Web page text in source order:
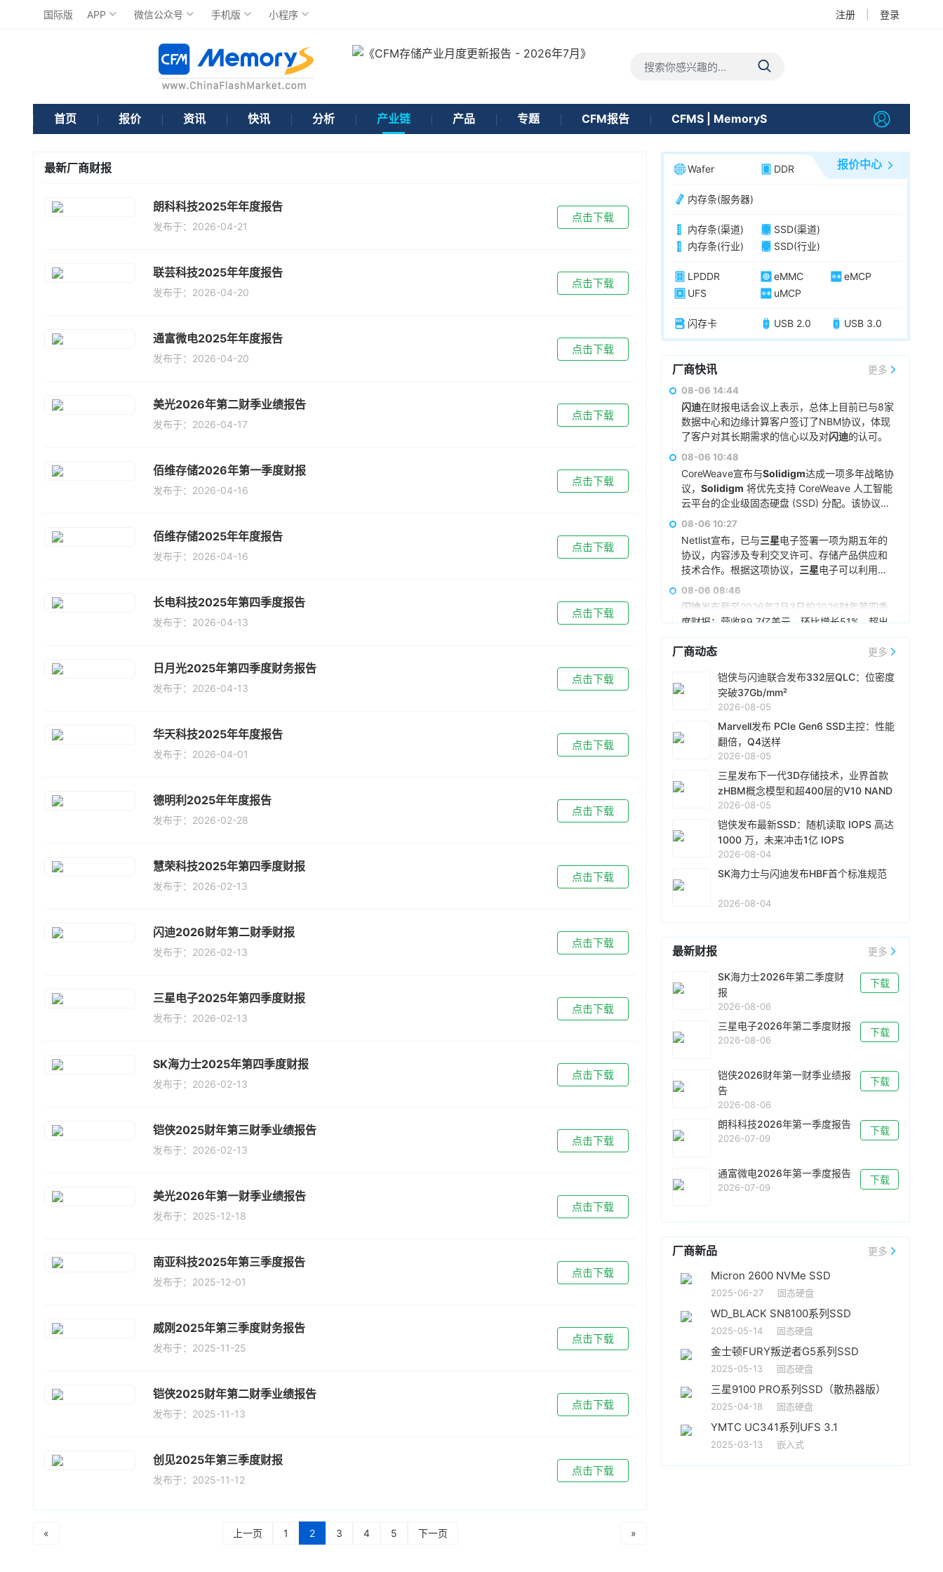
国际版 APP 微信公众号 手机版 小程序 注册 登录
首页 报价 资讯 快讯 分析 产业链 产品 专题 CFM报告 CFMS | MemoryS
最新厂商财报
朗科科技2025年年度报告
发布于：2026-04-21
点击下载
联芸科技2025年年度报告
发布于：2026-04-20
点击下载
通富微电2025年年度报告
发布于：2026-04-20
点击下载
美光2026年第二财季业绩报告
发布于：2026-04-17
点击下载
佰维存储2026年第一季度财报
发布于：2026-04-16
点击下载
佰维存储2025年年度报告
发布于：2026-04-16
点击下载
长电科技2025年第四季度报告
发布于：2026-04-13
点击下载
日月光2025年第四季度财务报告
发布于：2026-04-13
点击下载
华天科技2025年年度报告
发布于：2026-04-01
点击下载
德明利2025年年度报告
发布于：2026-02-28
点击下载
慧荣科技2025年第四季度财报
发布于：2026-02-13
点击下载
闪迪2026财年第二财季财报
发布于：2026-02-13
点击下载
三星电子2025年第四季度财报
发布于：2026-02-13
点击下载
SK海力士2025年第四季度财报
发布于：2026-02-13
点击下载
铠侠2025财年第三财季业绩报告
发布于：2026-02-13
点击下载
美光2026年第一财季业绩报告
发布于：2025-12-18
点击下载
南亚科技2025年第三季度报告
发布于：2025-12-01
点击下载
威刚2025年第三季度财务报告
发布于：2025-11-25
点击下载
铠侠2025财年第二财季业绩报告
发布于：2025-11-13
点击下载
创见2025年第三季度财报
发布于：2025-11-12
点击下载
« 上一页 1 2 3 4 5 下一页 »
报价中心
Wafer DDR
内存条(服务器)
内存条(渠道)
SSD(渠道)
内存条(行业)
SSD(行业)
LPDDR eMMC
eMCP
UFS
uMCP
闪存卡 USB 2.0 USB 3.0
厂商快讯 更多
08-06 14:44
闪迪在财报电话会议上表示，总体上目前已与8家
数据中心和边缘计算客户签订了NBM协议，体现
了客户对其长期需求的信心以及对闪迪的认可。
预计到2027财年（2026年7月-2027年6月），
上，到2028财年（2027年7月-2028年6月）占
比将达到约三分之二。
具体来看，NBM协议的期限各不相同，最长可达
五年，加权平均期限超过四年。协议定价同时包
含固定和浮动价格部分，其中浮动部分设有价格
下限和上限。按价格下限计算，所有已签协议的
最低预期收入合计为939亿美元，实际收入将高
08-06 10:48
CoreWeave宣布与Solidigm达成一项多年战略协
议， Solidigm 将优先支持 CoreWeave 人工智能
云平台的企业级固态硬盘 (SSD) 分配。该协议扩
展了 CoreWeave 的人工智能集成方案，有助于
求的增长而扩展。
08-06 10:27
Netlist宣布，已与三星电子签署一项为期五年的
协议，内容涉及专利交叉许可、存储产品供应和
技术合作。根据这项协议， 三星电子可以利用
Netlist的全部专利组合，包括服务器双列直插式
Netlist支付2.39 亿美元预付授权费，以及从今年
第三季度到 2031 年第二季度的 20 个季度（5
年）内，每季度支付最高 3290 万美元的季度许
可费，该费用与三星 电子收入挂钩。
08-06 08:46
闪迪发布截至2026年7月3日的2026财年第四季
度财报：营收89.7亿美元，环比增长51%，超出
指引上限。环比业绩增长中约三分之一来自出货
量的增加，三分之二来自产品价格的上涨。非
今年4月财报电话会议上宣布签署5份新业务模式
（NBM）协议后，闪迪在本财季又签署了5份新
协议，其中包括3份与新客户的NBM协议，以及2
份对现有协议的扩展。本财季预计营收103.0亿美
元-108.0亿美元，闪迪
08-05 18:51
据韩媒报道，SK 海力士全资子公司Solidigm正
推进上市前融资项目，为在纳斯达克 IPO 做前期
准备。报道称，Solidigm
韩元的资金。现已选定摩根士丹利和高盛作为主
承销商，并正向全球另类资产管理公司及海外主
权财富基金等机构探询投资意向。
08-05 15:49
南亚科技公告2026年7月营收438.68亿元（新台
币，下同），环比增长49.27%，同比大增
719.61%。累计1-7月营收为1755.04亿元，同比
增长660.87%。
08-05 14:51
公布专为服务器人工智能存储打造的
Bravera SC6 (MV-SF1410) PCIe Gen6 SSD控
制器芯片，该产品预计将于今年第四季度开始送
样。Bravera SC6 主控旨在显著提升 AI 推理的存
存（HBM）迁移至 SSD，从而有效提高整体基础
08-05 14:50
与闪迪联合宣布，正式推出其新一代QLC 3D
闪存技术。相较于上一代（第八代）产品，位密
度实现高达60%的提升，突破37Gb/mm²，接口
08-05 09:41
三星在FMS 2026上，发布了业界首款zHBM和
zNAND-O概念模型。据介绍，zHBM 专为高级
AI 计算而设计，将 HBM​​ 垂直堆叠在 AI 加速器正
上方，突破了 HBM 与处理器并排放置的传统设
计。其存储密度可达到 HBM5 的十倍以上，同时
能效提高三倍，热阻降低一半以上，最大限度地
提高高容量、高带宽系统的稳定性和能效。
三星
还推出了基于其V-NAND技术的下一代高性能
八层版本。此外，三星发布了采用全新键合式V-
NAND架构的超400层的V10 BV-NAND闪存，存
储密度比上一代产品（V9）提高了约 58%。
08-04 16:59
发布KIOXIAGP1系列PCIe扩展卡，专为
GPU 直接访问而优化，随机读取 IOPS 高达
1000 万。该系列SSD采用
XL-FLASH™
评估样品将于 2026 年底前提供给部分客户。
厂商动态 更多
铠侠与闪迪联合发布332层QLC：位密度
突破37Gb/mm²
2026-08-05
Marvell发布 PCIe Gen6 SSD主控：性能
翻倍，Q4送样
2026-08-05
三星发布下一代3D存储技术，业界首款
zHBM概念模型和超400层的V10 NAND
亮相
2026-08-05
铠侠发布最新SSD：随机读取 IOPS 高达
1000 万，未来冲击1亿 IOPS
2026-08-04
SK海力士与闪迪发布HBF首个标准规范
2026-08-04
最新财报 更多
SK海力士2026年第二季度财
报
2026-08-06
下载
三星电子2026年第二季度财报
2026-08-06
下载
铠侠2026财年第一财季业绩报
告
2026-08-06
下载
朗科科技2026年第一季度报告
2026-07-09
下载
通富微电2026年第一季度报告
2026-07-09
下载
厂商新品 更多
Micron 2600 NVMe SSD
2025-06-27 固态硬盘
WD_BLACK SN8100系列SSD
2025-05-14 固态硬盘
金士顿FURY叛逆者G5系列SSD
2025-05-13 固态硬盘
三星9100 PRO系列SSD（散热器版）
2025-04-18 固态硬盘
YMTC UC341系列UFS 3.1
2025-03-13 嵌入式